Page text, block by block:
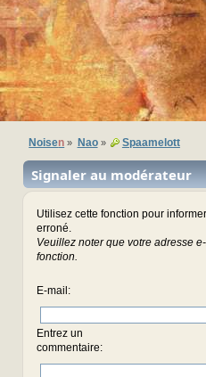
Noisen » Nao» Spaamelott
Signaler au modérateur
Utilisez cette fonction pour
erroné.
Veuillez noter que votre adresse
fonction.
E-mail :
Entrez un
commentaire: